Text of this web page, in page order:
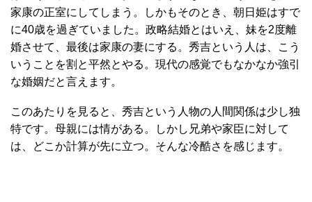
家康の正室にしてしまう。しかもそのとき、朝日姫はすで
に40歳を過ぎていました。政略結婚とはいえ、妹を2度離
婚させて、最後は家康の妻にする。秀吉という人は、こう
いうことを割と平然とやる。現代の感覚でもなかなか強引
な婚姻だと言えます。
このあたりを見ると、秀吉という人物の人間関係は少し独
特です。母親には情がある。しかし兄弟や家臣に対して
は、どこか計算が先に立つ。そんな冷酷さを感じます。